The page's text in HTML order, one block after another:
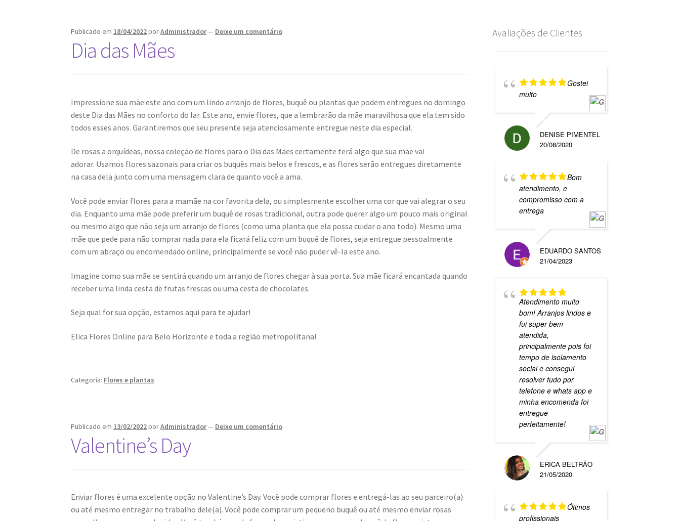
Publicado em 18/04/2022porAdministrador— Deixe um comentário
Dia das Mães
Impressione sua mãe este ano com um lindo arranjo de flores, buquê ou plantas que podem entregues no domingo
deste Dia das Mães no conforto do lar. Este ano, envie flores, que a lembrarão da mãe maravilhosa que ela tem sido
todos esses anos. Garantiremos que seu presente seja atenciosamente entregue neste dia especial.
De rosas a orquídeas, nossa coleção de flores para o Dia das Mães certamente terá algo que sua mãe vai
adorar. Usamos flores sazonais para criar os buquês mais belos e frescos, e as flores serão entregues diretamente
na casa dela junto com uma mensagem clara de quanto você a ama.
Você pode enviar flores para a mamãe na cor favorita dela, ou simplesmente escolher uma cor que vai alegrar o seu
dia. Enquanto uma mãe pode preferir um buquê de rosas tradicional, outra pode querer algo um pouco mais original
ou mesmo algo que não seja um arranjo de flores (como uma planta que ela possa cuidar o ano todo). Mesmo uma
mãe que pede para não comprar nada para ela ficará feliz com um buquê de flores, seja entregue pessoalmente
com um abraço ou encomendado online, principalmente se você não puder vê-la este ano.
Imagine como sua mãe se sentirá quando um arranjo de flores chegar à sua porta. Sua mãe ficará encantada quando
receber uma linda cesta de frutas frescas ou uma cesta de chocolates.
Seja qual for sua opção, estamos aqui para te ajudar!
Elica Flores Online para Belo Horizonte e toda a região metropolitana!
Categoria: Flores e plantas
Publicado em 13/02/2022porAdministrador— Deixe um comentário
Valentine’s Day
Enviar flores é uma excelente opção no Valentine’s Day. Você pode comprar flores e entregá-las ao seu parceiro(a)
ou até mesmo entregar no trabalho dele(a). Você pode comprar um pequeno buquê ou até mesmo enviar rosas
Avaliações de Clientes
Gostei
muito
DENISE PIMENTEL
20/08/2020
Bom
atendimento, e
compromisso com a
entrega
EDUARDO SANTOS
21/04/2023
Atendimento muito
bom! Arranjos lindos e
fui super bem
atendida,
principalmente pois foi
tempo de isolamento
social e consegui
resolver tudo por
telefone e whats app e
minha encomenda foi
entregue
perfeitamente!
ERICA BELTRÃO
21/05/2020
Ótimos
profissionais